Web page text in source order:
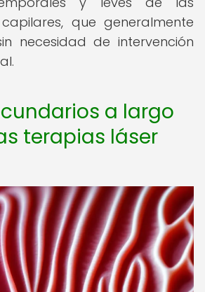
que generalmente
necesidad de intervención
a largo
terapias láser